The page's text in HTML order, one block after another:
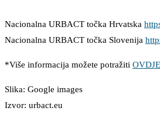
Nacionalna URBACT točka Hrvatska
Nacionalna URBACT točka Slovenija
*Više informacija možete potražiti OVDJE
Slika: Google images
Izvor: urbact.eu